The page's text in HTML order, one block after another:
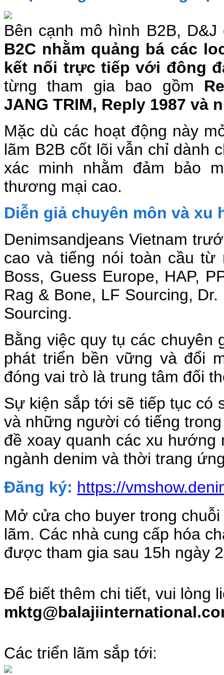
Bên cạnh mô hình B2B,
B2C nhằm quảng bá các
kết nối trực tiếp với đông
từng tham gia bao gồm
JANG TRIM, Reply 1987 và
Mặc dù các hoạt động này
lãm B2B cốt lõi vẫn chỉ dành
xác minh nhằm đảm bảo
thương mại cao.
Diễn giả chuyên môn và xu
Denimsandjeans Vietnam
cao và tiếng nói toàn cầu
Boss, Guess Europe, HAP,
Rag & Bone, LF Sourcing,
Sourcing.
Bằng việc quy tụ các
phát triển bền vững và đổi
đóng vai trò là trung tâm đối
Sự kiện sắp tới sẽ tiếp tục có
và những người có tiếng
đề xoay quanh các xu
ngành denim và thời trang
Đăng ký: https://
Mở cửa cho buyer trong
lãm. Các nhà cung cấp hóa
được tham gia sau 15h ngày
Để biết thêm chi tiết, vui lòng
Các triển lãm sắp tới: